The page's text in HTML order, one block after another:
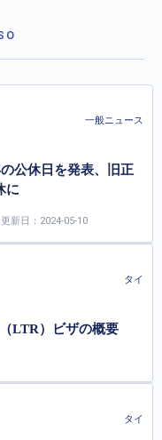
一般ニュース
公休日を発表、旧正
に
更新日：2024-05-10
タイ
LTR）ビザの概要
タイ